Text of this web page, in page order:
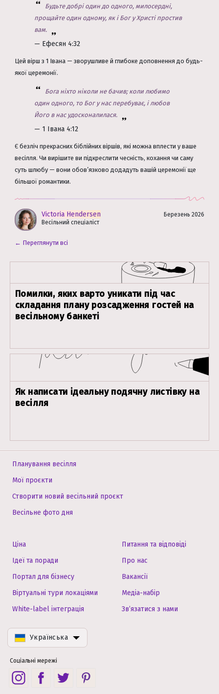
Будьте добрі один до одного, милосердні,
прощайте один одному, як і Бог у Христі простив
вам.
— Ефесян 4:32
Цей вірш з 1 Івана — зворушливе й глибоке доповнення до будь-
якої церемонії.
Бога ніхто ніколи не бачив; коли любимо
один одного, то Бог у нас перебуває, і любов
Його в нас удосконалилася.
— 1 Івана 4:12
Є безліч прекрасних біблійних віршів, які можна вплести у ваше
весілля. Чи вирішите ви підкреслити чесність, кохання чи саму
суть шлюбу — вони обов’язково додадуть вашій церемонії ще
більшої романтики.
Victoria Hendersen
Весільний спеціаліст
Березень 2026
← Переглянути всі
Помилки, яких варто уникати під час
складання плану розсадження гостей на
весільному банкеті
Як написати ідеальну подячну листівку на
весілля
Планування весілля
Мої проєкти
Створити новий весільний проєкт
Весільне фото дня
Ціна
Ідеї та поради
Портал для бізнесу
Віртуальні тури локаціями
White-label інтеграція
Питання та відповіді
Про нас
Вакансії
Медіа-набір
Зв’язатися з нами
Українська
Соціальні мережі